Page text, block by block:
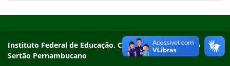
Endereço
Instituto Federal de Educação, Ciência e Tecnologia do
Sertão Pernambucano